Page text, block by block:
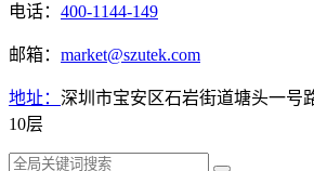
电话： 400-1144-149
邮箱： market@szutek.com
地址： 深圳市宝安区石岩街道塘头一号
10层